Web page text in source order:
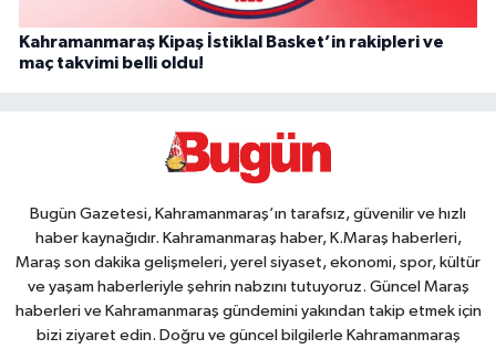
Kahramanmaraş Kipaş İstiklal Basket’in rakipleri ve
maç takvimi belli oldu!
Bugün Gazetesi, Kahramanmaraş’ın tarafsız, güvenilir ve hızlı
haber kaynağıdır. Kahramanmaraş haber, K.Maraş haberleri,
Maraş son dakika gelişmeleri, yerel siyaset, ekonomi, spor, kültür
ve yaşam haberleriyle şehrin nabzını tutuyoruz. Güncel Maraş
haberleri ve Kahramanmaraş gündemini yakından takip etmek için
bizi ziyaret edin. Doğru ve güncel bilgilerle Kahramanmaraş